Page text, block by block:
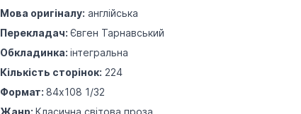
Мова оригіналу: англійська
Перекладач:Євген Тарнавський
Обкладинка:інтегральна
Кількість сторінок: 224
Формат:84х108 1/32
Жанр:Класична світова проза